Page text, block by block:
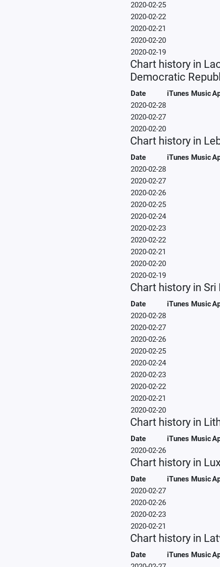
2020-02-25
2020-02-22
2020-02-21
2020-02-20
2020-02-19
Chart history in
Democratic
Date iTunes Music
2020-02-28
2020-02-27
2020-02-20
Chart history in
Date iTunes Music
2020-02-28
2020-02-27
2020-02-26
2020-02-25
2020-02-24
2020-02-23
2020-02-22
2020-02-21
2020-02-20
2020-02-19
Chart history in Sri
Date iTunes Music
2020-02-28
2020-02-27
2020-02-26
2020-02-25
2020-02-24
2020-02-23
2020-02-22
2020-02-21
2020-02-20
Chart history in
Date iTunes Music
2020-02-26
Chart history in
Date iTunes Music
2020-02-27
2020-02-26
2020-02-23
2020-02-21
Chart history in
Date iTunes Music